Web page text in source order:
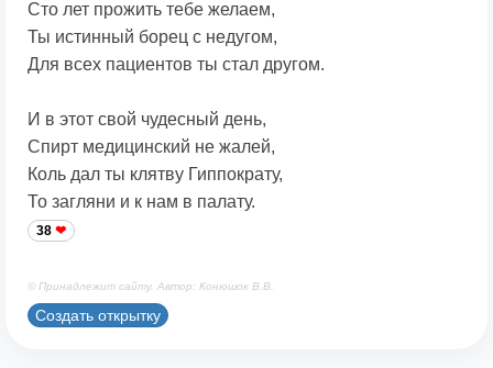
Сто лет прожить тебе желаем,
Ты истинный борец с недугом,
Для всех пациентов ты стал другом.
И в этот свой чудесный день,
Спирт медицинский не жалей,
Коль дал ты клятву Гиппократу,
То загляни и к нам в палату.
38
© Принадлежит сайту. Автор: Конюшок В.В.
Создать открытку